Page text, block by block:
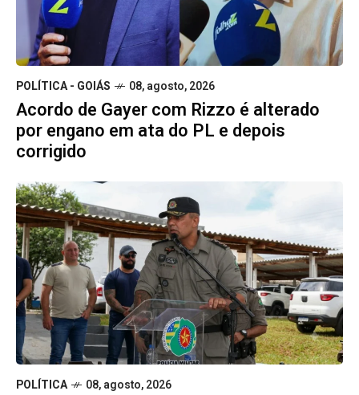
POLÍTICA - GOIÁS 08, agosto, 2026
Acordo de Gayer com Rizzo é alterado
por engano em ata do PL e depois
corrigido
POLÍTICA 08, agosto, 2026